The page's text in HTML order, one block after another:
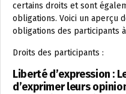
certains droits et sont
obligations. Voici un aperçu
obligations des participants
Droits des participants :
Liberté d’expression :
d’exprimer leurs